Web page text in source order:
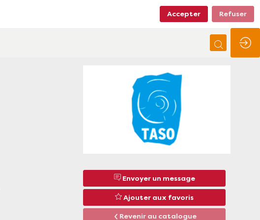
Envoyer un message
Ajouter aux favoris
Revenir au catalogue
Accepter Refuser